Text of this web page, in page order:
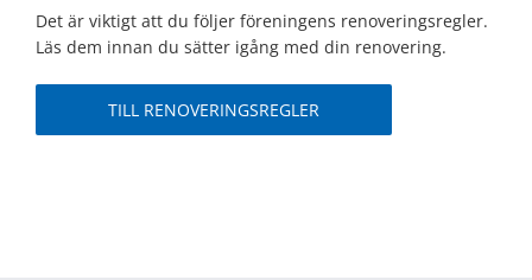
Det är viktigt att du följer föreningens renoveringsregler.
Läs dem innan du sätter igång med din renovering.
TILL RENOVERINGSREGLER